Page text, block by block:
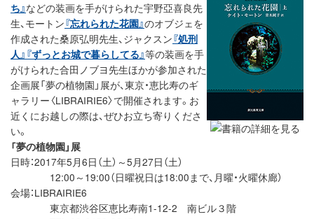
ち』などの装画を手がけられた宇野亞喜良先
生、モートン『忘れられた花園』のオブジェを
作成された桑原弘明先生、ジャクスン『処刑
人』 『ずっとお城で暮らしてる』等の装画を手
がけられた合田ノブヨ先生ほかが参加された
企画展「夢の植物園」展が、東京・恵比寿のギ
ャラリー〈LIBRAIRIE6〉で開催されます。お
近くにお越しの際は、ぜひお立ち寄りくださ
い。
「夢の植物園」展
日時：2017年5月6日（土）～5月27日（土）
12:00～19:00（日曜祝日は18:00まで、月曜・火曜休廊）
会場：LIBRAIRIE6
東京都渋谷区恵比寿南1-12-2 南ビル３階